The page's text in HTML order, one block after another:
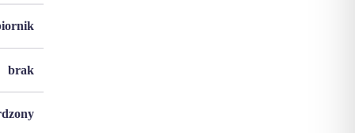
brak